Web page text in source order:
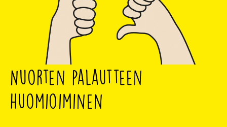
Nuorten palautteen
huomioiminen